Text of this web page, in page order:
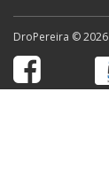
DroPereira © 2026